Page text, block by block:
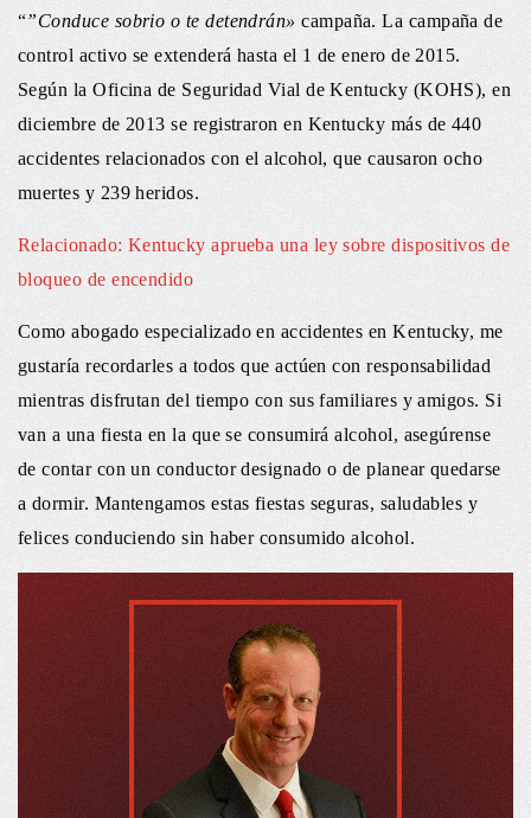
“”Conduce sobrio o te detendrán»campaña. La campaña de
control activo se extenderá hasta el 1 de enero de 2015.
Según la Oficina de Seguridad Vial de Kentucky (KOHS), en
diciembre de 2013 se registraron en Kentucky más de 440
accidentes relacionados con el alcohol, que causaron ocho
muertes y 239 heridos.
Relacionado: Kentucky aprueba una ley sobre dispositivos de
bloqueo de encendido
Como abogado especializado en accidentes en Kentucky, me
gustaría recordarles a todos que actúen con responsabilidad
mientras disfrutan del tiempo con sus familiares y amigos. Si
van a una fiesta en la que se consumirá alcohol, asegúrense
de contar con un conductor designado o de planear quedarse
a dormir. Mantengamos estas fiestas seguras, saludables y
felices conduciendo sin haber consumido alcohol.